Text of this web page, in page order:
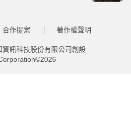
合作提案 著作權聲明
資訊科技股份有限公司創設